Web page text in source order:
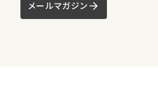
メールマガジン